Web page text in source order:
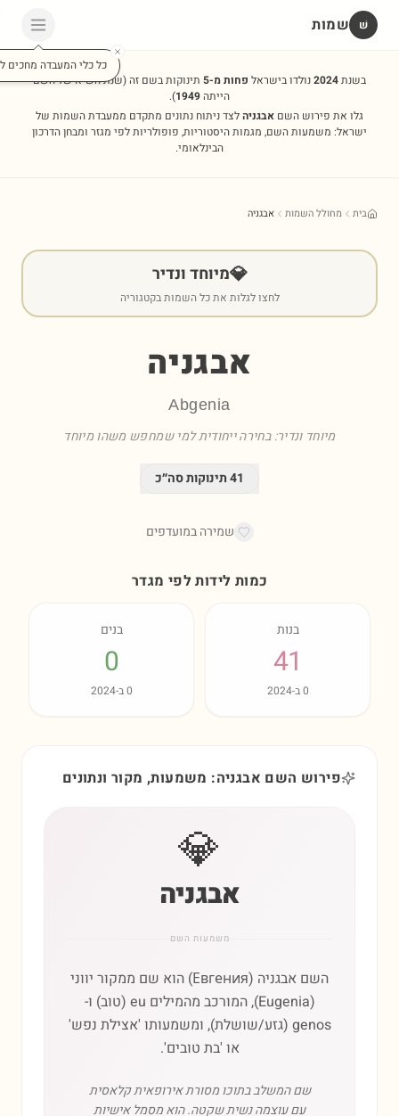
שׁ שמות
כל כלי המעבדה מחכים
בשנת2024נולדו בישראל פחות מ-5 תינוקות בשם זה(שנת השיא של השם
הייתה1949
).
גלו את פירוש השם אבגניהלצד ניתוח נתונים מתקדם ממעבדת השמות של
ישראל: משמעות השם, מגמות היסטוריות, פופולריות לפי מגזר ומבחן הדרכון
הבינלאומי.
בית מחולל השמות אבגניה
💎מיוחד ונדיר
לחצו לגלות את כל השמות בקטגוריה
אבגניה
Abgenia
מיוחד ונדיר: בחירה ייחודית למי שמחפש משהו מיוחד
41תינוקות סה״כ
שמירה במועדפים
כמות לידות לפי מגדר
בנות
41
0ב-2024
בנים
0
0ב-2024
פירוש השם אבגניה: משמעות, מקור ונתונים
💎
אבגניה
משמעות השם
השם אבגניה (Евгения) הוא שם ממקור יווני
(Eugenia), המורכב מהמילים eu (טוב) ו-
genos (גזע/שושלת), ומשמעותו 'אצילת נפש'
או 'בת טובים'.
שם המשלב בתוכו מסורת אירופאית קלאסית
עם עוצמה נשית שקטה. הוא מסמל אישיות